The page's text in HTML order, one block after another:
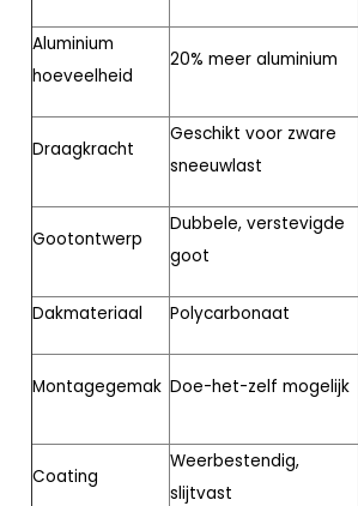
Aluminium
hoeveelheid
20% meer aluminium
Draagkracht
Geschikt voor zware
sneeuwlast
Gootontwerp
Dubbele, verstevigde
goot
Dakmateriaal Polycarbonaat
Montagegemak Doe-het-zelf mogelijk
Coating
Weerbestendig,
slijtvast